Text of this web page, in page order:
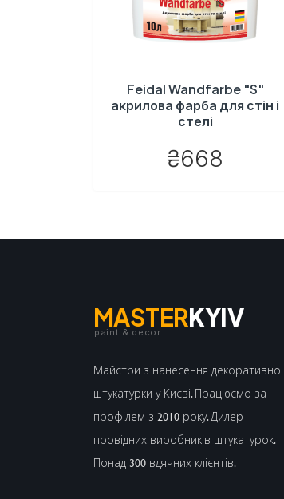
Feidal Wandfarbe "S"
акрилова фарба для стін і
стелі
₴668
MASTERKYIV
paint & decor
Майстри з нанесення декоративної
штукатурки у Києві. Працюємо за
профілем з 2010 року. Дилер
провідних виробників штукатурок.
Понад 300 вдячних клієнтів.